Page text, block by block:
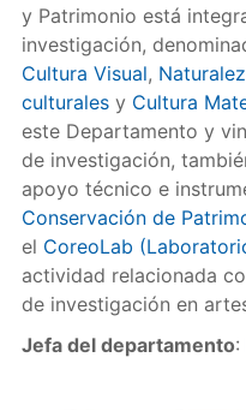
y Patrimonio está
investigación,
Cultura Visual,
culturalesy Cultura
este Departamento y
de investigación,
apoyo técnico e
Conservación de
el CoreoLab
actividad relacionada
de investigación en
Jefa del departamento: